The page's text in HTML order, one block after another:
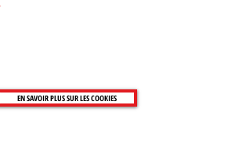
EN SAVOIR PLUS SUR LES COOKIES